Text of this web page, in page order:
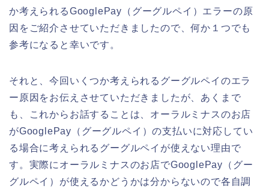
か考えられるGooglePay（グーグルペイ）エラーの原
因をご紹介させていただきましたので、何か１つでも
参考になると幸いです。
それと、今回いくつか考えられるグーグルペイのエラ
ー原因をお伝えさせていただきましたが、あくまで
も、これからお話することは、オーラルミナスのお店
がGooglePay（グーグルペイ）の支払いに対応してい
る場合に考えられるグーグルペイが使えない理由で
す。実際にオーラルミナスのお店でGooglePay（グー
グルペイ）が使えるかどうかは分からないので各自調